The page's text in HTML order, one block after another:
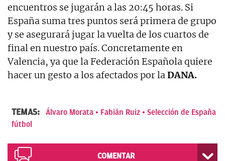
encuentros se jugarán a las 20:45 horas. Si
España suma tres puntos será primera de grupo
y se asegurará jugar la vuelta de los cuartos de
final en nuestro país. Concretamente en
Valencia, ya que la Federación Española quiere
hacer un gesto a los afectados por laDANA.
TEMAS: Álvaro Morata Fabián Ruiz
Selección de España
fútbol
COMENTAR